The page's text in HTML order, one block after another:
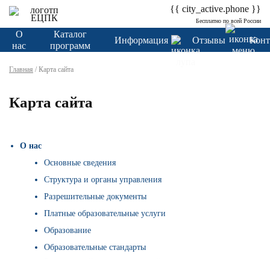
{{ city_active.phone }}
Бесплатно по всей России
О
нас
Каталог
программ
Информация Отзывы
Главная / Карта сайта
Карта сайта
О нас
Основные сведения
Структура и органы управления
Разрешительные документы
Платные образовательные услуги
Образование
Образовательные стандарты